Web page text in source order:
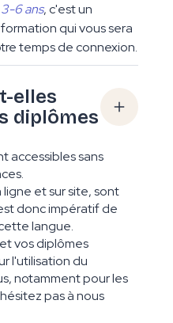
6 ans, c'est un
qui vous sera
temps de connexion.
elles
diplômes
accessibles sans
et sur site, sont
donc impératif de
langue.
vos diplômes
l'utilisation du
notamment pour les
pas à nous